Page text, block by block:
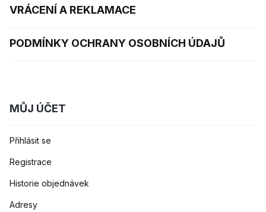
VRÁCENÍ A REKLAMACE
PODMÍNKY OCHRANY OSOBNÍCH ÚDAJŮ
MŮJ ÚČET
Přihlásit se
Registrace
Historie objednávek
Adresy